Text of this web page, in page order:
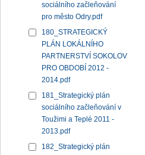
sociálního začleňování
pro město Odry.pdf
180_STRATEGICKÝ
PLÁN LOKÁLNÍHO
PARTNERSTVÍ SOKOLOV
PRO OBDOBÍ 2012 -
2014.pdf
181_Strategický plán
sociálního začleňování v
Toužimi a Teplé 2011 -
2013.pdf
182_Strategický plán